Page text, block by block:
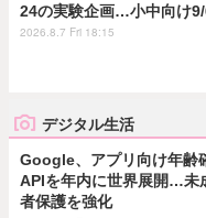
24の実験企画…小中向け
2026.8.7 Fri 18:15
デジタル生活
Google、アプリ向け年齢
APIを年内に世界展開…未
者保護を強化